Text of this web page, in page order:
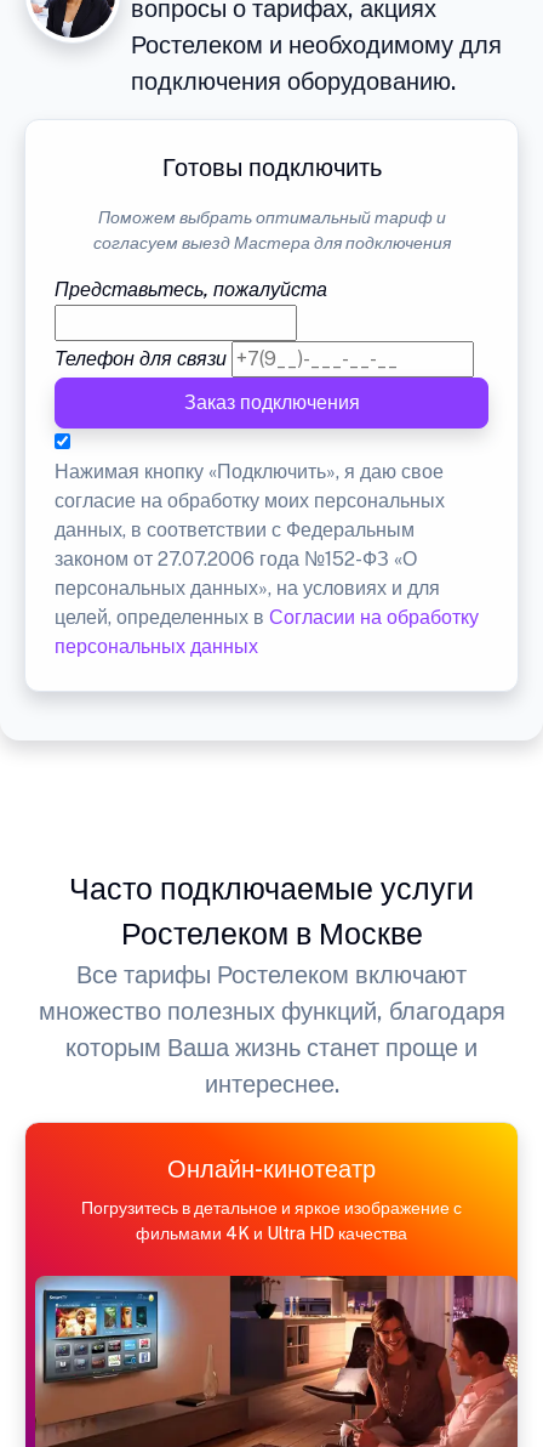
вопросы о тарифах, акциях
Ростелеком и необходимому для
подключения оборудованию.
Готовы подключить
Поможем выбрать оптимальный тариф и
согласуем выезд Мастера для подключения
Представьтесь, пожалуйста
Телефон для связи
Заказ подключения
Нажимая кнопку «Подключить», я даю свое
согласие на обработку моих персональных
данных, в соответствии с Федеральным
законом от 27.07.2006 года №152-ФЗ «О
персональных данных», на условиях и для
целей, определенных в Согласии на обработку
персональных данных
Часто подключаемые услуги
Ростелеком в Москве
Все тарифы Ростелеком включают
множество полезных функций, благодаря
которым Ваша жизнь станет проще и
интереснее.
Онлайн-кинотеатр
Погрузитесь в детальное и яркое изображение с
фильмами 4K и Ultra HD качества